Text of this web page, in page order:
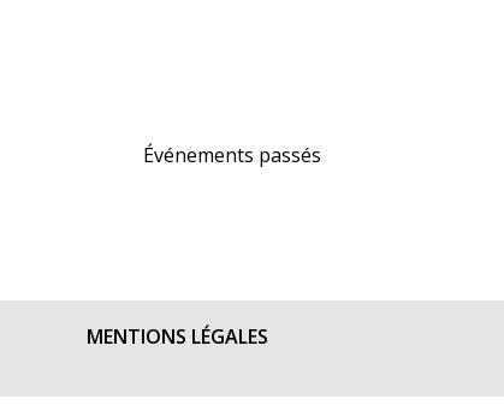
Événements passés
MENTIONS LÉGALES